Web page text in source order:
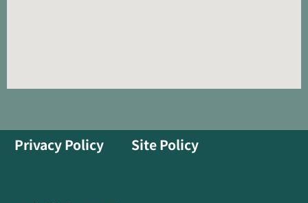
Privacy Policy Site Policy